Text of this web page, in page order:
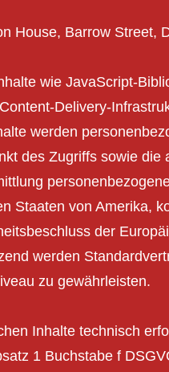
House, Barrow Street,
wie JavaScript-
Delivery-
werden
des Zugriffs sowie
Staaten von Amerika,
der
werden
zu gewährleisten.
Inhalte technisch
1 Buchstabe f